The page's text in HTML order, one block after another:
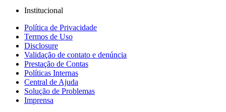
Institucional
Política de Privacidade
Termos de Uso
Disclosure
Validação de contato e denúncia
Prestação de Contas
Políticas Internas
Central de Ajuda
Solução de Problemas
Imprensa